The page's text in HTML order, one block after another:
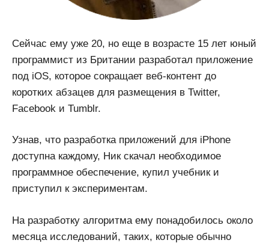
Сейчас ему уже 20, но еще в возрасте 15 лет юный
программист из Британии разработал приложение
под iOS, которое сокращает веб-контент до
коротких абзацев для размещения в Twitter,
Facebook и Tumblr.
Узнав, что разработка приложений для iPhone
доступна каждому, Ник скачал необходимое
программное обеспечение, купил учебник и
приступил к экспериментам.
На разработку алгоритма ему понадобилось около
месяца исследований, таких, которые обычно